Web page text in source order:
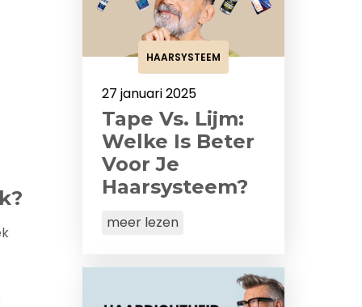
HAARSYSTEEM
27 januari 2025
Tape Vs. Lijm:
Welke Is Beter
Voor Je
Haarsysteem?
meer lezen